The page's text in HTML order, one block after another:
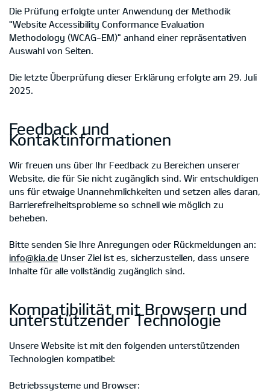
Die Prüfung erfolgte unter Anwendung der Methodik
"Website Accessibility Conformance Evaluation
Methodology (WCAG-EM)" anhand einer repräsentativen
Auswahl von Seiten.
Die letzte Überprüfung dieser Erklärung erfolgte am 29. Juli
2025.
Feedback und
Kontaktinformationen
Wir freuen uns über Ihr Feedback zu Bereichen unserer
Website, die für Sie nicht zugänglich sind. Wir entschuldigen
uns für etwaige Unannehmlichkeiten und setzen alles daran,
Barrierefreiheitsprobleme so schnell wie möglich zu
beheben.
Bitte senden Sie Ihre Anregungen oder Rückmeldungen an:
info@kia.de Unser Ziel ist es, sicherzustellen, dass unsere
Inhalte für alle vollständig zugänglich sind.
Kompatibilität mit Browsern und
unterstützender Technologie
Unsere Website ist mit den folgenden unterstützenden
Technologien kompatibel:
Betriebssysteme und Browser: